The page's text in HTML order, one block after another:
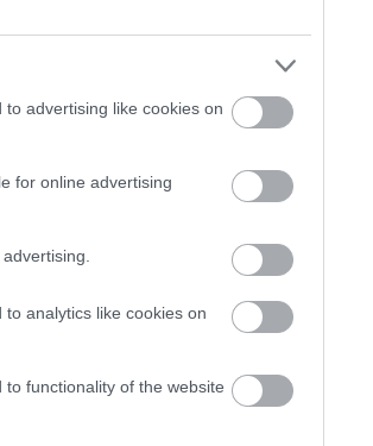
advertising like cookies on
for online advertising
analytics like cookies on
functionality of the website
igyekeznek
melynek
és
Az új gépek
az UBS